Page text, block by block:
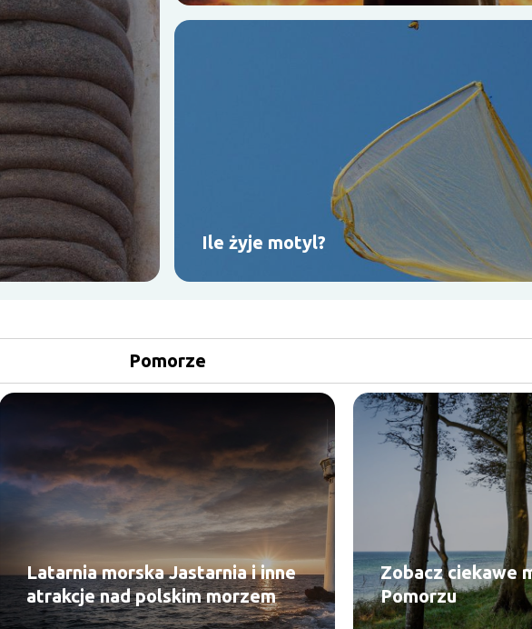
Ile żyje motyl?
Pomorze
Latarnia morska Jastarnia i inne
atrakcje nad polskim morzem
Zobacz ciekawe
Pomorzu